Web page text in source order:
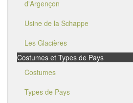
d'Argençon
Usine de la Schappe
Les Glacières
Costumes et Types de Pays
Costumes
Types de Pays